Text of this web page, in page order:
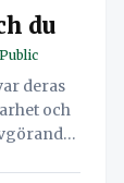
du
Public
deras
och